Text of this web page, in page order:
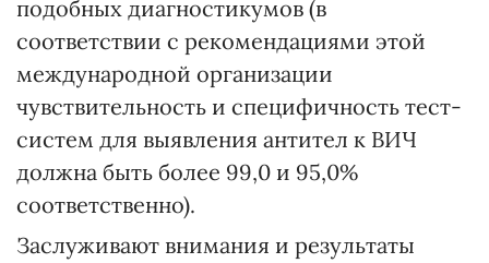
подобных диагностикумов (в
соответствии с рекомендациями этой
международной организации
чувствительность и специфичность тест-
систем для выявления антител к ВИЧ
должна быть более 99,0 и 95,0%
соответственно).
Заслуживают внимания и результаты